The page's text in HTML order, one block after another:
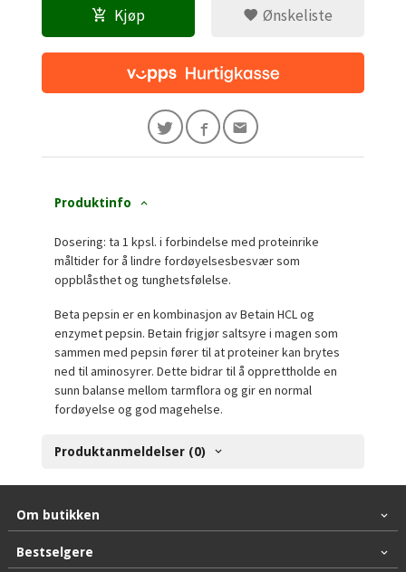
Kjøp Ønskeliste
Produktinfo
Dosering: ta 1 kpsl. i forbindelse med proteinrike
måltider for å lindre fordøyelsesbesvær som
oppblåsthet og tunghetsfølelse.
Beta pepsin er en kombinasjon av Betain HCL og
enzymet pepsin. Betain frigjør saltsyre i magen som
sammen med pepsin fører til at proteiner kan brytes
ned til aminosyrer. Dette bidrar til å opprettholde en
sunn balanse mellom tarmflora og gir en normal
fordøyelse og god magehelse.
Produktanmeldelser (0)
Om butikken
Bestselgere